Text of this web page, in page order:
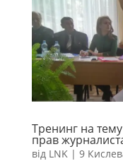
Тренинг на
прав
від LNK | 9